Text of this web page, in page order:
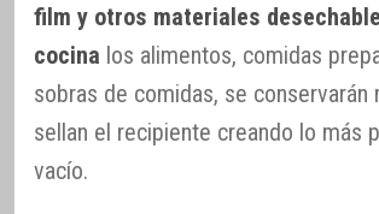
film y otros materiales
cocina los alimentos, comidas
sobras de comidas, se conservarán
sellan el recipiente creando lo más
vacío.